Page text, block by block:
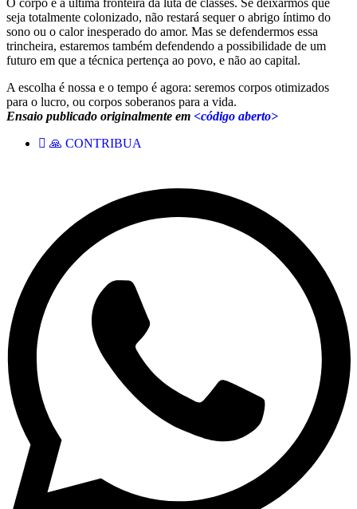
O corpo é a última fronteira da luta de classes. Se deixarmos que
seja totalmente colonizado, não restará sequer o abrigo íntimo do
sono ou o calor inesperado do amor. Mas se defendermos essa
trincheira, estaremos também defendendo a possibilidade de um
futuro em que a técnica pertença ao povo, e não ao capital.
A escolha é nossa e o tempo é agora: seremos corpos otimizados
para o lucro, ou corpos soberanos para a vida.
Ensaio publicado originalmente em <código aberto>
🙏 CONTRIBUA